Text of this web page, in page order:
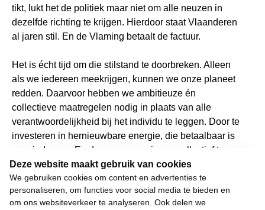
Deze website maakt gebruik van cookies
We gebruiken cookies om content en advertenties te
personaliseren, om functies voor social media te bieden en
om ons websiteverkeer te analyseren. Ook delen we
tikt, lukt het de politiek maar niet om alle neuzen in
dezelfde richting te krijgen. Hierdoor staat Vlaanderen
al jaren stil. En de Vlaming betaalt de factuur.
Het is écht tijd om die stilstand te doorbreken. Alleen
als we iedereen meekrijgen, kunnen we onze planeet
redden. Daarvoor hebben we ambitieuze én
collectieve maatregelen nodig in plaats van alle
verantwoordelijkheid bij het individu te leggen. Door te
investeren in hernieuwbare energie, die betaalbaar is
voor iedereen. En door onze woningen collectief te
renoveren, zodat de netbeheerder de factuur
voorschiet.
Wij weigeren ons neer te leggen bij stilstand en